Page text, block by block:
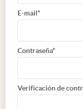
E-mail*
Contraseña*
Verificación de